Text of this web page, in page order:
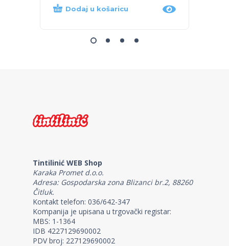
Dodaj u košaricu
Tintilinić WEB Shop
Karaka Promet d.o.o.
Adresa: Gospodarska zona Blizanci br.2, 88260
Čitluk.
Kontakt telefon: 036/642-347
Kompanija je upisana u trgovački registar:
MBS: 1-1364
IDB 4227129690002
PDV broj: 227129690002